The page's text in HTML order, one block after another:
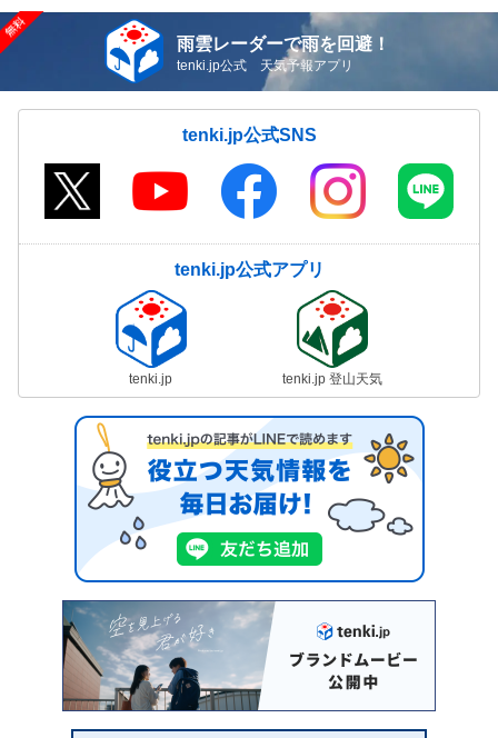
雨雲レーダーで雨を回避！
tenki.jp公式 天気予報アプリ
tenki.jp公式SNS
tenki.jp公式アプリ
tenki.jp tenki.jp 登山天気